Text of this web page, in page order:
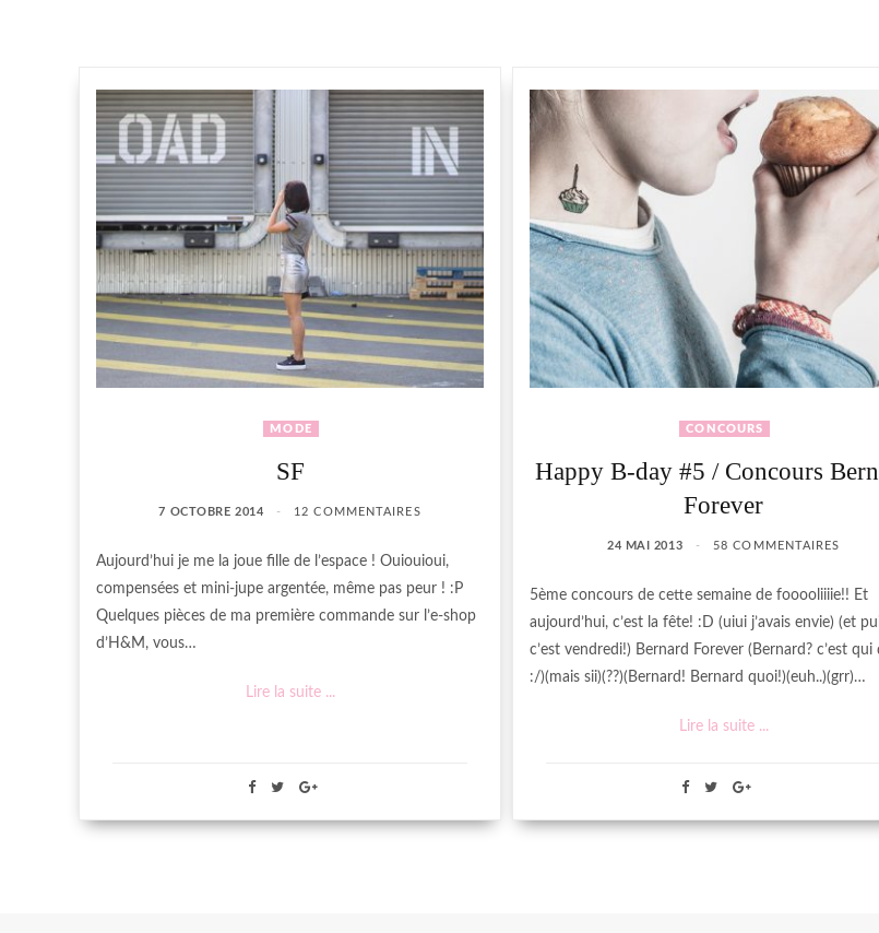
MODE
SF
7 OCTOBRE 2014 12 COMMENTAIRES
Aujourd’hui je me la joue fille de l’espace ! Ouiouioui,
compensées et mini-jupe argentée, même pas peur ! :P
Quelques pièces de ma première commande sur l’e-shop
d’H&M, vous…
Lire la suite ...
CONCOURS
Happy B-day #5 / Concours
Forever
24 MAI 2013 58 COMMENTAIRES
5ème concours de cette semaine de fooooliiiie!! Et
aujourd’hui, c’est la fête! :D (uiui j’avais envie) (et
c’est vendredi!) Bernard Forever (Bernard? c’est qui
:/)(mais sii)(??)(Bernard! Bernard quoi!)(euh..)(grr)…
Lire la suite ...